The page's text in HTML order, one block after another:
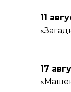
11
17